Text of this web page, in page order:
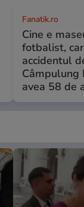
Fanatik.ro
Cine e
fotbalist,
accidentul
Câmpulung
avea 58 de